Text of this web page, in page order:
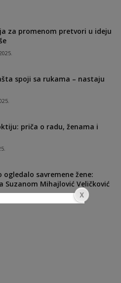
za promenom pretvori u ideju
spoji sa rukama – nastaju
priča o radu, ženama i
ogledalo savremene žene:
Suzanom Mihajlović Veličković